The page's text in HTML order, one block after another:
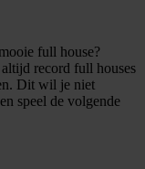
full house?
record full houses
Dit wil je niet
speel de volgende